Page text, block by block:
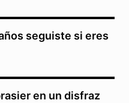
seguiste si eres
en un disfraz